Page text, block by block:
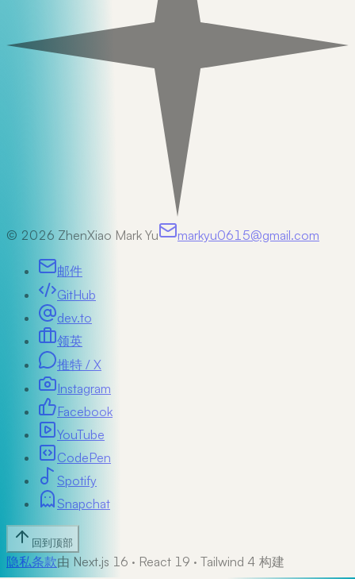
© 2026 ZhenXiao Mark Yu markyu0615@gmail.com
邮件
GitHub
dev.to
领英
推特 / X
Instagram
Facebook
YouTube
CodePen
Spotify
Snapchat
回到顶部
隐私条款由 Next.js 16 · React 19 · Tailwind 4 构建